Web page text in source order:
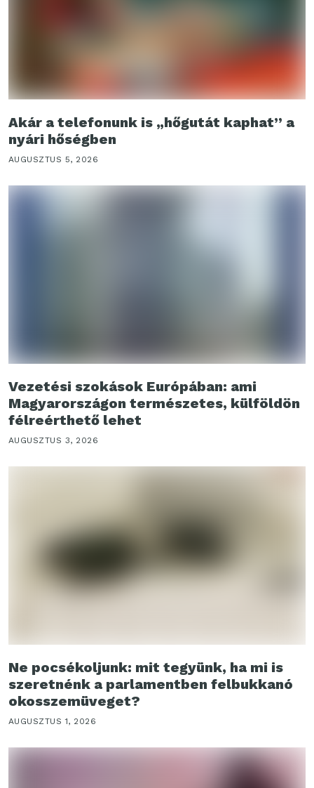
Akár a telefonunk is „hőgutát kaphat” a
nyári hőségben
AUGUSZTUS 5, 2026
Vezetési szokások Európában: ami
Magyarországon természetes, külföldön
félreérthető lehet
AUGUSZTUS 3, 2026
Ne pocsékoljunk: mit tegyünk, ha mi is
szeretnénk a parlamentben felbukkanó
okosszemüveget?
AUGUSZTUS 1, 2026